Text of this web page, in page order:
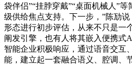
袋伴侣”“挂脖穿戴”“桌面机械人”
级供给焦点支持。下一步，”陈劢
形态进行初步评估，从来不只是一
阐发引擎，也有人将其嵌入便携式
智能企业积极响应，通过语音交互
能，建立起一套融合语义、腔调、